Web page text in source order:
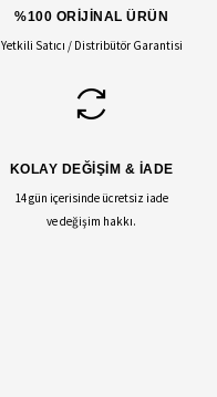
%100 ORİJİNAL ÜRÜN
Yetkili Satıcı / Distribütör Garantisi
KOLAY DEĞİŞİM & İADE
14 gün içerisinde ücretsiz iade
ve değişim hakkı.